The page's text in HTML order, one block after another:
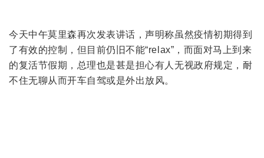
今天中午莫里森再次发表讲话，声明称虽然疫情初期得到
了有效的控制，但目前仍旧不能“relax”，而面对马上到来
的复活节假期，总理也是甚是担心有人无视政府规定，耐
不住无聊从而开车自驾或是外出放风。